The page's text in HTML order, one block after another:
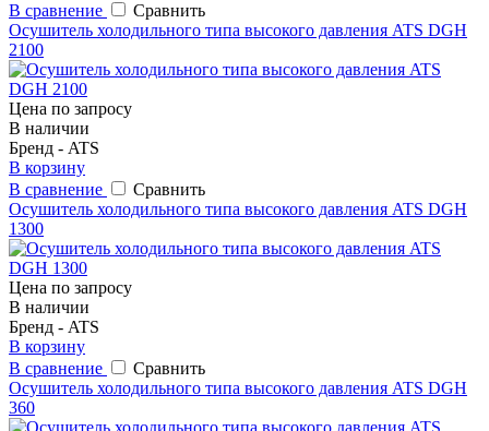
В сравнение
Сравнить
Осушитель холодильного типа высокого давления ATS DGH
2100
Цена по запросу
В наличии
Бренд - ATS
В корзину
В сравнение
Сравнить
Осушитель холодильного типа высокого давления ATS DGH
1300
Цена по запросу
В наличии
Бренд - ATS
В корзину
В сравнение
Сравнить
Осушитель холодильного типа высокого давления ATS DGH
360